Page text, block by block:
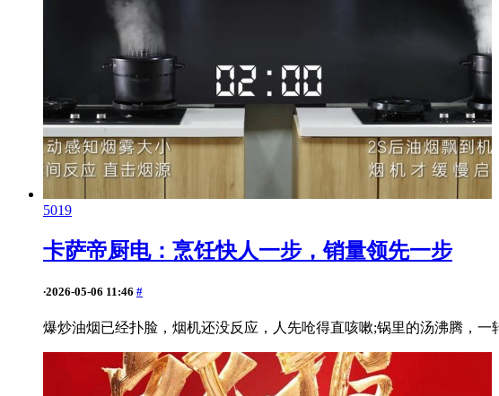
5019
卡萨帝厨电：烹饪快人一步，销量领先一步
·2026-05-06 11:46 #
爆炒油烟已经扑脸，烟机还没反应，人先呛得直咳嗽;锅里的汤沸腾，